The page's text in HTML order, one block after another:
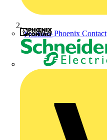
Phoenix Contact
Produkte